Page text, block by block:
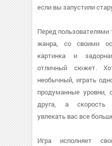
если вы запустили
Перед пользователями
жанра, со своими
картинка и
отличный сюжет.
необычный, играть
продуманные уровни,
друга, а скорость
увлекать вас все
Игра исполняет